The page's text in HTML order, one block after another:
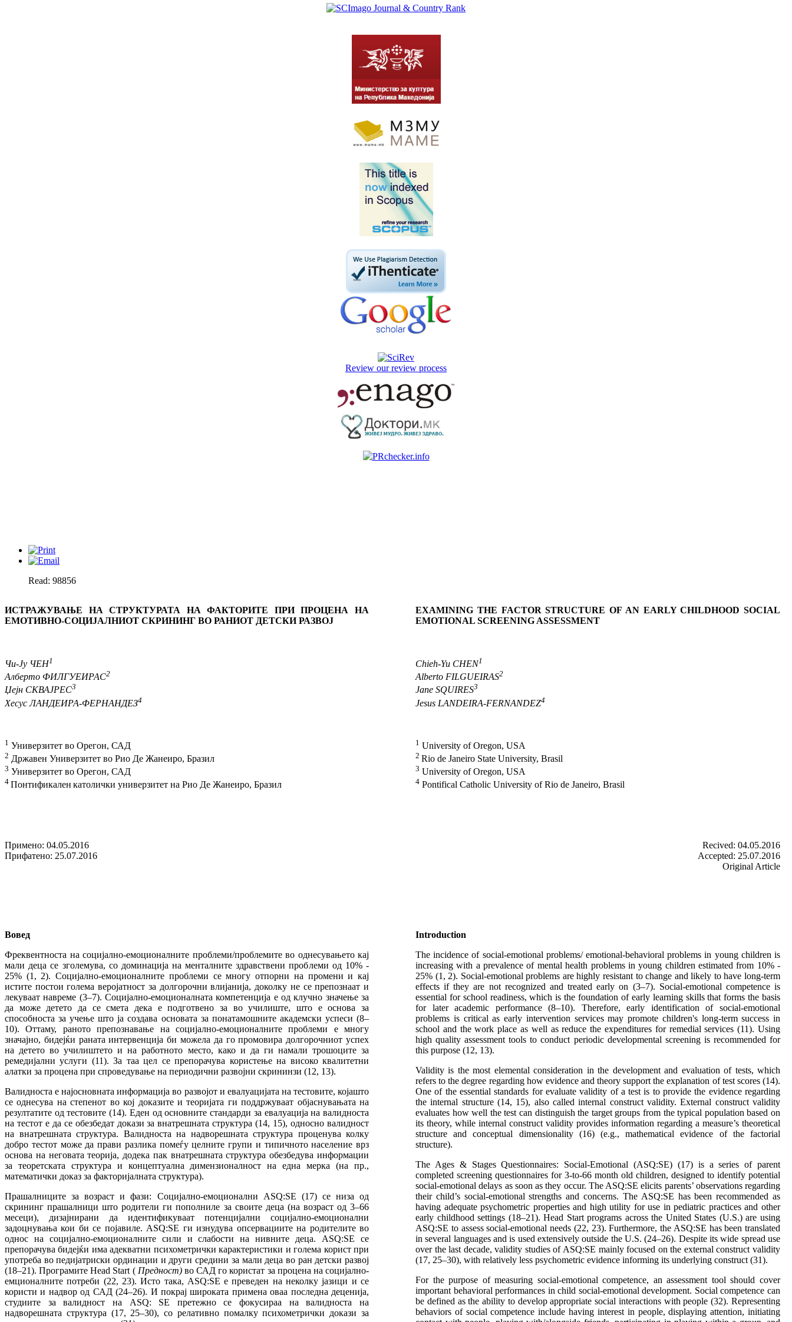
Review our review process
Read: 98856
ИСТРАЖУВАЊЕ НА СТРУКТУРАТА НА ФАКТОРИТЕ ПРИ ПРОЦЕНА НА
ЕМОТИВНО-СОЦИЈАЛНИOT СКРИНИНГ ВО РАНИOT ДЕТСКИ РАЗВОЈ
Чи-Ју ЧЕН1
Алберто ФИЛГУЕИРАС2
Џејн СКВАЈРЕС3
Хесус ЛАНДЕИРА-ФЕРНАНДЕЗ4
1 Универзитет во Орегон, САД
2 Државен Универзитет во Рио Де Жанеиро, Бразил
3 Универзитет во Орегон, САД
4 Понтификален католички универзитет на Рио Де Жанеиро, Бразил
EXAMINING THE FACTOR STRUCTURE OF AN EARLY CHILDHOOD SOCIAL
EMOTIONAL SCREENING ASSESSMENT
Chieh-Yu CHEN1
Alberto FILGUEIRAS2
Jane SQUIRES3
Jesus LANDEIRA-FERNANDEZ4
1 University of Oregon, USA
2 Rio de Janeiro State University, Brasil
3 University of Oregon, USA
4 Pontifical Catholic University of Rio de Janeiro, Brasil
Примено: 04.05.2016
Прифатено: 25.07.2016
Recived: 04.05.2016
Accepted: 25.07.2016
Original Article
Вовед
Фреквентноста на социјално-емоционалните проблеми/проблемите во однесувањето кај
мали деца се зголемува, со доминација на менталните здравствени проблеми од 10% -
25% (1, 2). Социјално-емоционалните проблеми се многу отпорни на промени и кај
истите постои голема веројатност за долгорочни влијанија, доколку не се препознаат и
лекуваат навреме (3–7). Социјално-емоционалната компетенција е од клучно значење за
да може детето да се смета дека е подготвено за во училиште, што е основа за
способноста за учење што ја создава основата за понатамошните академски успеси (8–
10). Оттаму, раното препознавање на социјално-емоционалните проблеми е многу
значајно, бидејќи раната интервенција би можела да го промовира долгорочниот успех
на детето во училиштето и на работното место, како и да ги намали трошоците за
ремедијални услуги (11). За таа цел се препорачува користење на високо квалитетни
алатки за процена при спроведување на периодични развојни скрининзи (12, 13).
Валидноста е најосновната информација во развојот и евалуацијата на тестовите, којашто
се однесува на степенот во кој доказите и теоријата ги поддржуваат објаснувањата на
резултатите од тестовите (14). Еден од основните стандарди за евалуација на валидноста
на тестот е да се обезбедат докази за внатрешната структура (14, 15), односно валидност
на внатрешната структура. Валидноста на надворешната структура проценува колку
добро тестот може да прави разлика помеѓу целните групи и типичното население врз
основа на неговата теорија, додека пак внатрешната структура обезбедува информации
за теоретската структура и концептуална димензионалност на една мерка (на пр.,
математички доказ за факторијалната структура).
Прашалниците за возраст и фази: Социјално-емоционални ASQ:SE (17) се низа од
скрининг прашалници што родители ги пополниле за своите деца (на возраст од 3–66
месеци), дизајнирани да идентификуваат потенцијални социјално-емоционални
задоцнувања кои би се појавиле. ASQ:SE ги изнудува опсервациите на родителите во
однос на социјално-емоционалните сили и слабости на нивните деца. ASQ:SE се
препорачува бидејќи има адекватни психометрички карактеристики и голема корист при
употреба во педијатриски ординации и други средини за мали деца во ран детски развој
(18–21). Програмите Head Start ( Предност) во САД го користат за процена на социјално-
емционалните потреби (22, 23). Исто така, ASQ:SE е преведен на неколку јазици и се
користи и надвор од САД (24–26). И покрај широката примена оваа последна деценија,
студиите за валидност на ASQ: SE претежно се фокусираа на валидноста на
надворешната структура (17, 25–30), со релативно помалку психометрички докази за
Introduction
The incidence of social-emotional problems/ emotional-behavioral problems in young children is
increasing with a prevalence of mental health problems in young children estimated from 10% -
25% (1, 2). Social-emotional problems are highly resistant to change and likely to have long-term
effects if they are not recognized and treated early on (3–7). Social-emotional competence is
essential for school readiness, which is the foundation of early learning skills that forms the basis
for later academic performance (8–10). Therefore, early identification of social-emotional
problems is critical as early intervention services may promote children's long-term success in
school and the work place as well as reduce the expenditures for remedial services (11). Using
high quality assessment tools to conduct periodic developmental screening is recommended for
this purpose (12, 13).
Validity is the most elemental consideration in the development and evaluation of tests, which
refers to the degree regarding how evidence and theory support the explanation of test scores (14).
One of the essential standards for evaluate validity of a test is to provide the evidence regarding
the internal structure (14, 15), also called internal construct validity. External construct validity
evaluates how well the test can distinguish the target groups from the typical population based on
its theory, while internal construct validity provides information regarding a measure’s theoretical
structure and conceptual dimensionality (16) (e.g., mathematical evidence of the factorial
structure).
The Ages & Stages Questionnaires: Social-Emotional (ASQ:SE) (17) is a series of parent
completed screening questionnaires for 3-to-66 month old children, designed to identify potential
social-emotional delays as soon as they occur. The ASQ:SE elicits parents’ observations regarding
their child’s social-emotional strengths and concerns. The ASQ:SE has been recommended as
having adequate psychometric properties and high utility for use in pediatric practices and other
early childhood settings (18–21). Head Start programs across the United States (U.S.) are using
ASQ:SE to assess social-emotional needs (22, 23). Furthermore, the ASQ:SE has been translated
in several languages and is used extensively outside the U.S. (24–26). Despite its wide spread use
over the last decade, validity studies of ASQ:SE mainly focused on the external construct validity
(17, 25–30), with relatively less psychometric evidence informing its underlying construct (31).
For the purpose of measuring social-emotional competence, an assessment tool should cover
important behavioral performances in child social-emotional development. Social competence can
be defined as the ability to develop appropriate social interactions with people (32). Representing
behaviors of social competence include having interest in people, displaying attention, initiating